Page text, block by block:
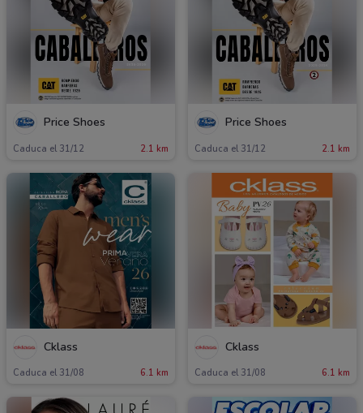
Price Shoes
Caduca el 31/12 2.1 km
Price Shoes
Caduca el 31/12 2.1 km
Cklass
Caduca el 31/08 6.1 km
Cklass
Caduca el 31/08 6.1 km